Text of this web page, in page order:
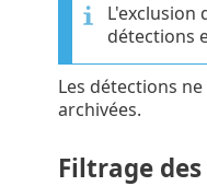
L'exclusion
détections
Les détections
archivées.
Filtrage